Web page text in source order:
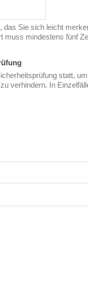
das Sie sich leicht
muss mindestens fünf
statt,
verhindern. In